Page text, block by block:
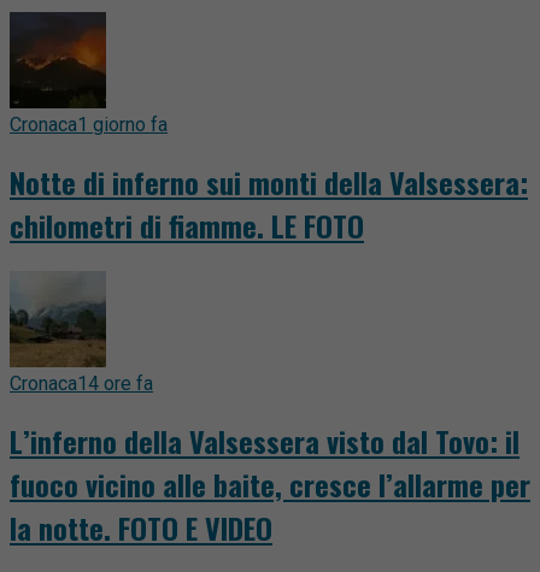
Cronaca1 giorno fa
Notte di inferno sui monti della Valsessera:
chilometri di fiamme. LE FOTO
Cronaca14 ore fa
L’inferno della Valsessera visto dal Tovo: il
fuoco vicino alle baite, cresce l’allarme per
la notte. FOTO E VIDEO